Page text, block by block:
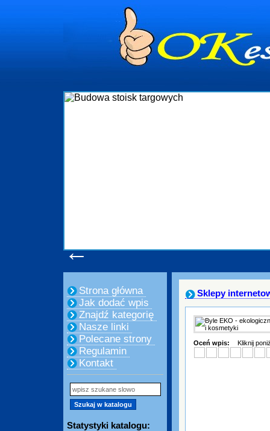
←
Strona główna
Jak dodać wpis
Znajdź kategorię
Nasze linki
Polecane strony
Regulamin
Kontakt
Statystyki katalogu:
Sklepy
Oceń wpis: Kliknij